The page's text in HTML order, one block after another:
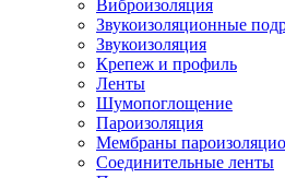
Виброизоляция
Звукоизоляционные
Звукоизоляция
Крепеж и профиль
Ленты
Шумопоглощение
Пароизоляция
Мембраны
Соединительные ленты